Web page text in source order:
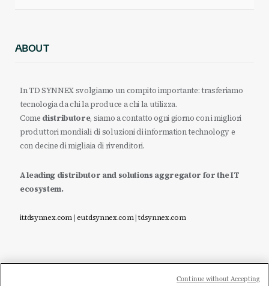
ABOUT
In TD SYNNEX svolgiamo un compito importante: trasferiamo
tecnologia da chi la produce a chi la utilizza.
Come distributore, siamo a contatto ogni giorno con i migliori
produttori mondiali di soluzioni di information technology e
con decine di migliaia di rivenditori.
A leading distributor and solutions aggregator for the IT
ecosystem.
it.tdsynnex.com|eu.tdsynnex.com|tdsynnex.com
Continue without Accepting